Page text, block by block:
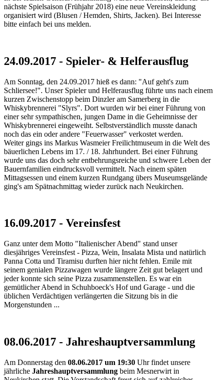
nächste Spielsaison (Frühjahr 2018) eine neue Vereinskleidung
organisiert wird (Blusen / Hemden, Shirts, Jacken). Bei Interesse
bitte einfach bei uns melden.
24.09.2017 - Spieler- & Helferausflug
Am Sonntag, den 24.09.2017 hieß es dann: "Auf geht's zum
Schliersee!". Unser Spieler und Helferausflug führte uns nach einem
kurzen Zwischenstopp beim Dinzler am Samerberg in die
Whiskybrennerei "Slyrs". Dort wurden wir bei einer Führung von
einer sehr sympathischen, jungen Dame in die Geheimnisse der
Whiskybrennerei eingeweiht. Selbstverständlich musste danach
noch das ein oder andere "Feuerwasser" verkostet werden.
Weiter gings ins Markus Wasmeier Freilichtmuseum in die Welt des
bäuerlichen Lebens im 17. / 18. Jahrhundert. Bei einer Führung
wurde uns das doch sehr entbehrungsreiche und schwere Leben der
Bauernfamilien eindrucksvoll vermittelt. Nach einem späten
Mittagsessen und einem kurzen Rundgang übers Museumsgelände
ging's am Spätnachmittag wieder zurück nach Neukirchen.
16.09.2017 - Vereinsfest
Ganz unter dem Motto "Italienischer Abend" stand unser
diesjähriges Vereinsfest - Pizza, Wein, Insalata Mista und natürlich
Panna Cotta und Tiramisu durften hier nicht fehlen. Emile mit
seinem genialen Pizzawagen wurde längere Zeit gut belagert und
jeder konnte sich seine Pizza zusammenstellen. Es war ein
gemütlicher Abend in Schuhboeck's Hof und Garage - und die
üblichen Verdächtigen verlängerten die Sitzung bis in die
Morgenstunden ...
08.06.2017 - Jahreshauptversammlung
Am Donnerstag den 08.06.2017 um 19:30 Uhr findet unsere
jährliche Jahreshauptversammlung beim Mesnerwirt in